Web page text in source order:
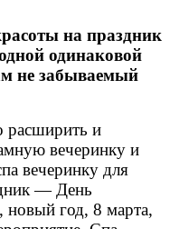
на праздник
одинаковой
не забываемый
и
вечеринку и
вечеринку для
— День
год, 8 марта,